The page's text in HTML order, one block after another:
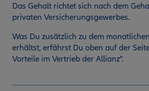
Das Gehalt richtet sich nach dem
privaten Versicherungsgewerbes.
Was Du zusätzlich zu dem
erhältst, erfährst Du oben auf der
Vorteile im Vertrieb der Allianz".